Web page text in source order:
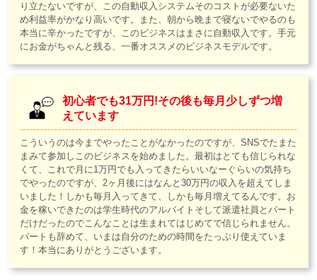
り立たないですが、この自動収入システムそのコストが必要ないた
め利益率がかなり高いです。また、朝から晩まで寝ないでやるのも
本当に辛かったですが、このビジネスはまさに自動収入です。手元
にお金がちゃんと残る、一番オススメのビジネスモデルです。
初心者でも31万円!その後も毎月少しずつ増
えています
こういうのは今までやったことがなかったのですが、SNSでたまた
まみて参加しこのビジネスを始めました。最初はとても信じられな
くて、これで月に1万円でも入ってきたらいいなーぐらいの気持ち
でやったのですが、2ヶ月後にはなんと30万円の収入を超えてしま
いました！しかも毎月入ってきて、しかも毎月増えてるんです。お
金を稼いできたのは学生時代のアルバイトそして派遣社員とパート
だけだったのでこんなことは生まれてはじめてで信じられません。
パートも辞めて、いまは自分のための時間をたっぷり使えていま
す！本当にありがとうございます。